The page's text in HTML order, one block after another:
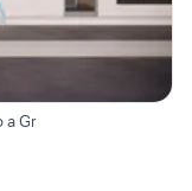
a Gr